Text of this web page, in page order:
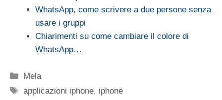
WhatsApp, come scrivere a due persone senza
usare i gruppi
Chiarimenti su come cambiare il colore di
WhatsApp…
Categorie
Mela
Tag
applicazioni iphone, iphone